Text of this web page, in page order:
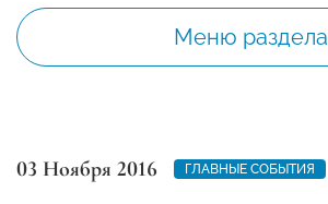
Меню раздела
03 Ноября 2016 ГЛАВНЫЕ СОБЫТИЯ